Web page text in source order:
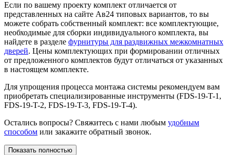
Если по вашему проекту комплект отличается от
представленных на сайте Ав24 типовых вариантов, то вы
можете собрать собственный комплект: все комплектующие,
необходимые для сборки индивидуального комплекта, вы
найдете в разделе фурнитуры для раздвижных межкомнатных
дверей. Цены комплектующих при формировании отличных
от предложенного комплектов будут отличаться от указанных
в настоящем комплекте.
Для упрощения процесса монтажа системы рекомендуем вам
приобретать специализированные инструменты (FDS-19-T-1,
FDS-19-T-2, FDS-19-T-3, FDS-19-T-4).
Остались вопросы? Свяжитесь с нами любым удобным
способом или закажите обратный звонок.
Показать полностью